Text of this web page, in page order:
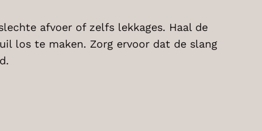
afvoer of zelfs lekkages. Haal de
los te maken. Zorg ervoor dat de slang